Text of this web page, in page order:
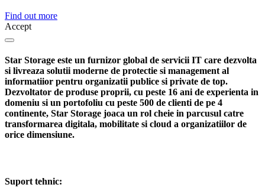
Find out more
Accept
Star Storage este un furnizor global de servicii IT care dezvolta
si livreaza solutii moderne de protectie si management al
informatiior pentru organizatii publice si private de top.
Dezvoltator de produse proprii, cu peste 16 ani de experienta in
domeniu si un portofoliu cu peste 500 de clienti de pe 4
continente, Star Storage joaca un rol cheie in parcusul catre
transformarea digitala, mobilitate si cloud a organizatiilor de
orice dimensiune.
Suport tehnic: